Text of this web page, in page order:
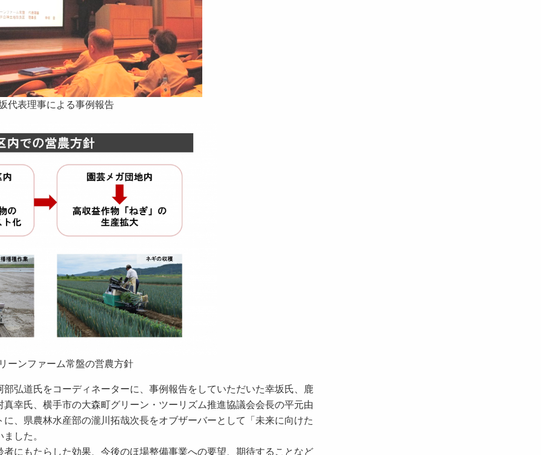
代表理事による事例報告
ーンファーム常盤の営農方針
弘道氏をコーディネーターに、事例報告をしていただいた幸坂氏、鹿
幸氏、横手市の大森町グリーン・ツーリズム推進協議会会長の平元由
、県農林水産部の瀧川拓哉次長をオブザーバーとして「未来に向けた
した。
にもたらした効果、今後のほ場整備事業への要望、期待することなど